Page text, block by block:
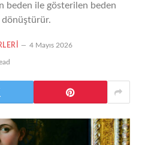
beden ile gösterilen beden
dönüştürür.
4 Mayıs 2026